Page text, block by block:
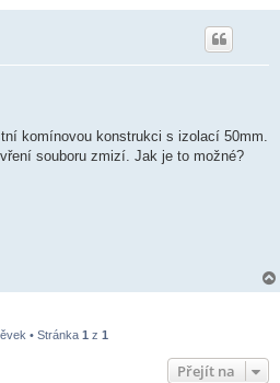
komínovou konstrukci s izolací 50mm.
souboru zmizí. Jak je to možné?
• Stránka 1 z 1
Přejít na